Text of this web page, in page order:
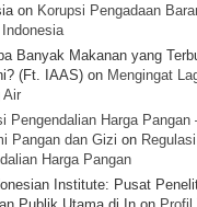
on Korupsi Pengadaan
Banyak Makanan yang
(Ft. IAAS) on Mengingat
Air
Pengendalian Harga Pangan
Pangan dan Gizi on Regulasi
Harga Pangan
Institute: Pusat